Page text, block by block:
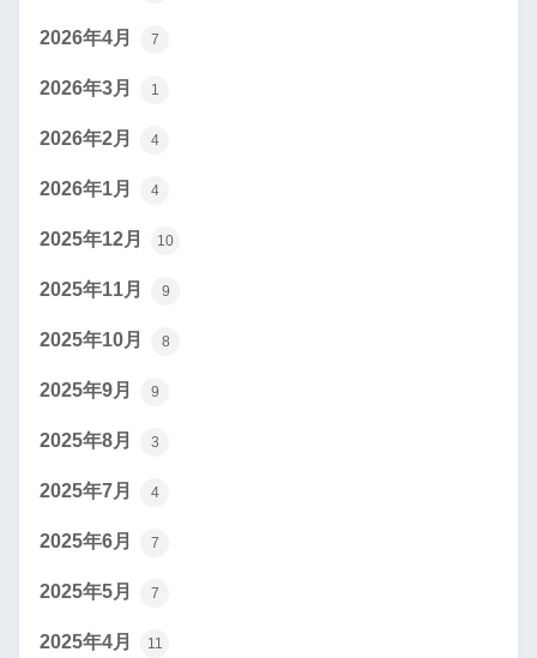
2026年4月 7
2026年3月 1
2026年2月 4
2026年1月 4
2025年12月 10
2025年11月 9
2025年10月 8
2025年9月 9
2025年8月 3
2025年7月 4
2025年6月 7
2025年5月 7
2025年4月 11